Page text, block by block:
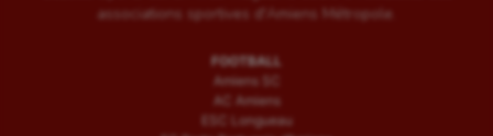
associations sportives d'Amiens Métropole.
FOOTBALL
Amiens SC
AC Amiens
ESC Longueau